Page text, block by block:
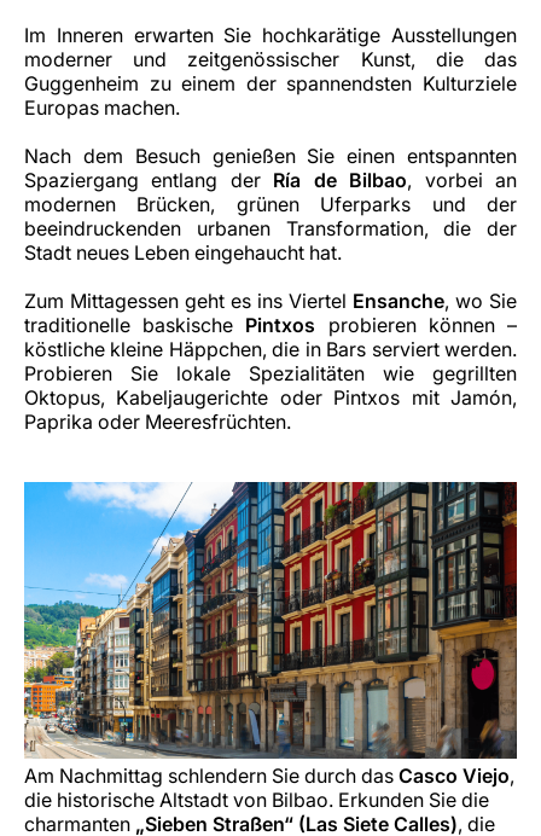
Im Inneren erwarten Sie hochkarätige Ausstellungen
moderner und zeitgenössischer Kunst, die das
Guggenheim zu einem der spannendsten Kulturziele
Europas machen.
Nach dem Besuch genießen Sie einen entspannten
Spaziergang entlang der Ría de Bilbao, vorbei an
modernen Brücken, grünen Uferparks und der
beeindruckenden urbanen Transformation, die der
Stadt neues Leben eingehaucht hat.
Zum Mittagessen geht es ins Viertel Ensanche, wo Sie
traditionelle baskische Pintxos probieren können –
köstliche kleine Häppchen, die in Bars serviert werden.
Probieren Sie lokale Spezialitäten wie gegrillten
Oktopus, Kabeljaugerichte oder Pintxos mit Jamón,
Paprika oder Meeresfrüchten.
Am Nachmittag schlendern Sie durch das Casco Viejo,
die historische Altstadt von Bilbao. Erkunden Sie die
charmanten „Sieben Straßen“ (Las Siete Calles), die